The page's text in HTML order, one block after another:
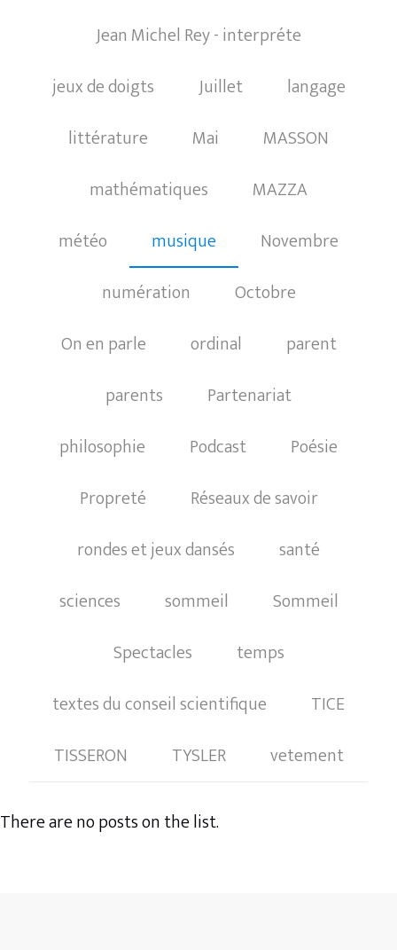
Jean Michel Rey - interpréte
jeux de doigts
Juillet
langage
littérature
Mai
MASSON
mathématiques
MAZZA
météo
musique
Novembre
numération
Octobre
On en parle
ordinal
parent
parents
Partenariat
philosophie
Podcast
Poésie
Propreté
Réseaux de savoir
rondes et jeux dansés
santé
sciences
sommeil
Sommeil
Spectacles
temps
textes du conseil scientifique
TICE
TISSERON
TYSLER vetement
There are no posts on the list.